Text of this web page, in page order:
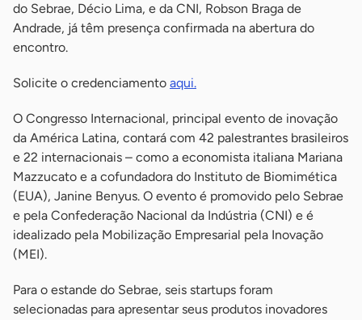
do Sebrae, Décio Lima, e da CNI, Robson Braga de
Andrade, já têm presença confirmada na abertura do
encontro.
Solicite o credenciamento aqui.
O Congresso Internacional, principal evento de inovação
da América Latina, contará com 42 palestrantes brasileiros
e 22 internacionais – como a economista italiana Mariana
Mazzucato e a cofundadora do Instituto de Biomimética
(EUA), Janine Benyus. O evento é promovido pelo Sebrae
e pela Confederação Nacional da Indústria (CNI) e é
idealizado pela Mobilização Empresarial pela Inovação
(MEI).
Para o estande do Sebrae, seis startups foram
selecionadas para apresentar seus produtos inovadores